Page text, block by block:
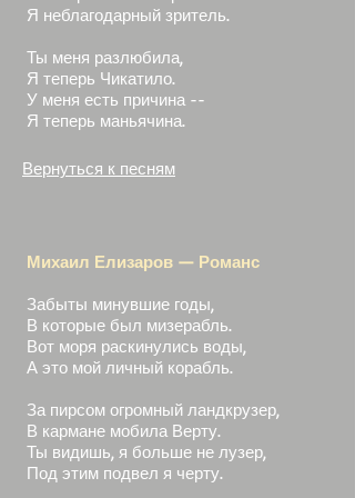
Я неблагодарный зритель.
Ты меня разлюбила,
Я теперь Чикатило.
У меня есть причина --
Я теперь маньячина.
Вернуться к песням
Михаил Елизаров — Романс
Забыты минувшие годы,
В которые был мизерабль.
Вот моря раскинулись воды,
А это мой личный корабль.
За пирсом огромный ландкрузер,
В кармане мобила Верту.
Ты видишь, я больше не лузер,
Под этим подвел я черту.